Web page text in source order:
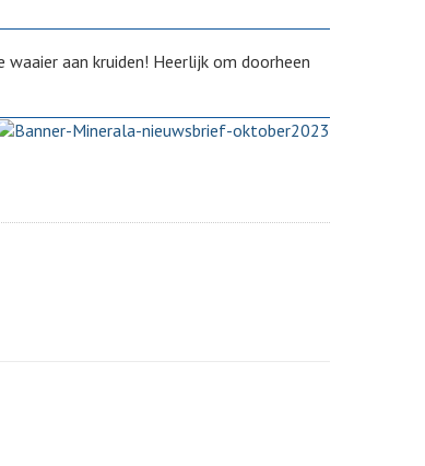
aan kruiden! Heerlijk om doorheen